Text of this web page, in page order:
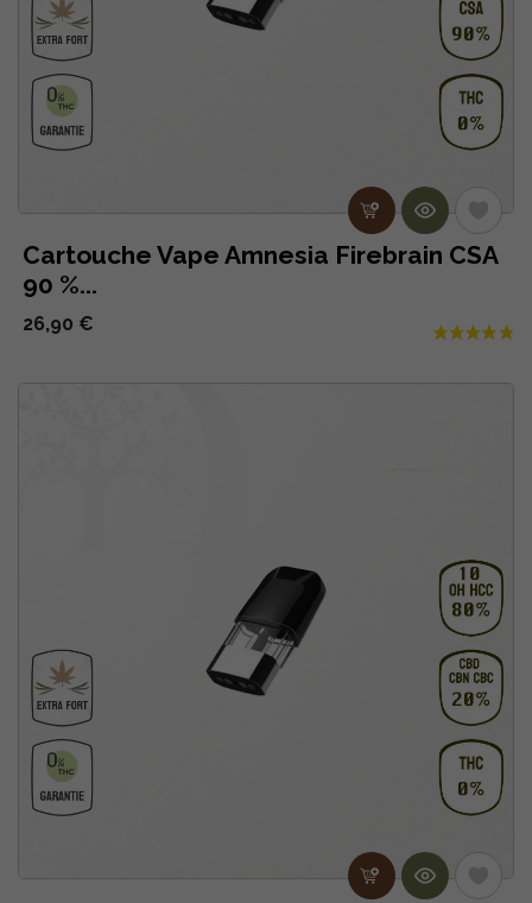
Cartouche Vape Amnesia Firebrain CSA
90 %...
26,90 €